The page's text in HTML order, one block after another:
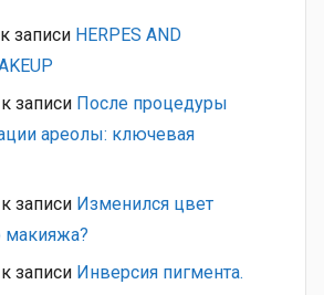
к записи HERPES AND
к записи После процедуры
ареолы: ключевая
к записи Изменился цвет
макияжа?
к записи Инверсия пигмента.